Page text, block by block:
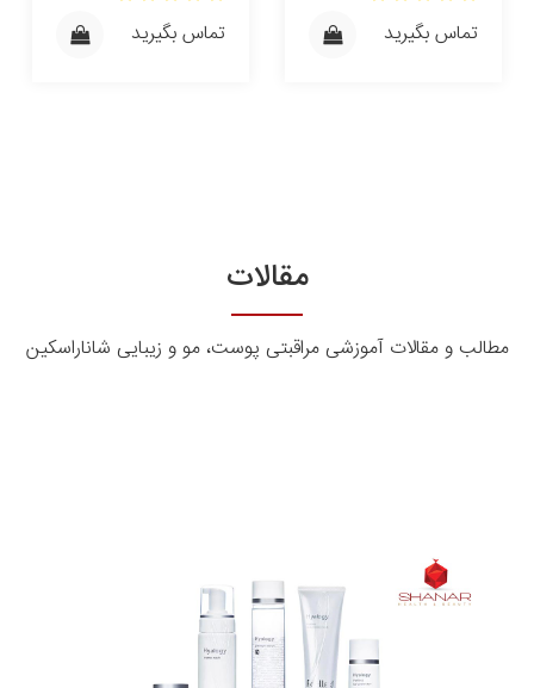
تماس بگیرید تماس بگیرید
مقالات
مطالب و مقالات آموزشی مراقبتی پوست، مو و زیبایی شاناراسکین